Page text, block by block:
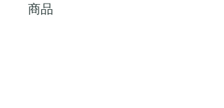
商品